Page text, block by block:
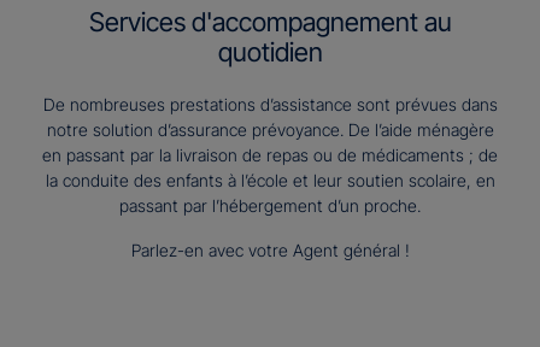
Services d'accompagnement au
quotidien
De nombreuses prestations d’assistance sont prévues dans
notre solution d’assurance prévoyance. De l’aide ménagère
en passant par la livraison de repas ou de médicaments ; de
la conduite des enfants à l’école et leur soutien scolaire, en
passant par l’hébergement d’un proche.
Parlez-en avec votre Agent général !